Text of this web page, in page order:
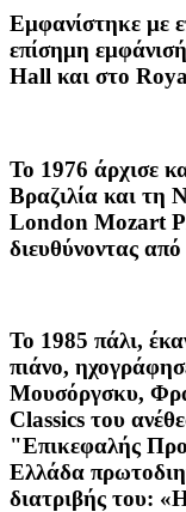
Εμφανίστηκε με
επίσημη
Hall και στο
Το 1976 άρχισε
Βραζιλία και τη
London Mozart
διευθύνοντας
Το 1985 πάλι,
πιάνο,
Μουσόργσκυ,
Classics του
"Επικεφαλής
Ελλάδα
διατριβής του: